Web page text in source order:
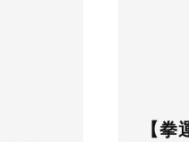
【拳